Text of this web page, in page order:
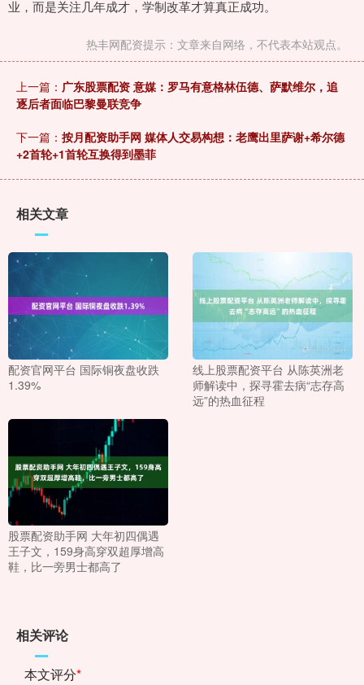
业，而是关注几年成才，学制改革才算真正成功。
热丰网配资提示：文章来自网络，不代表本站观点。
上一篇： 广东股票配资 意媒：罗马有意格林伍德、萨默维尔，追
逐后者面临巴黎曼联竞争
下一篇： 按月配资助手网 媒体人交易构想：老鹰出里萨谢+希尔德
+2首轮+1首轮互换得到墨菲
相关文章
配资官网平台 国际铜夜盘收跌
1.39%
线上股票配资平台 从陈英洲老
师解读中，探寻霍去病“志存高
远”的热血征程
股票配资助手网 大年初四偶遇
王子文，159身高穿双超厚增高
鞋，比一旁男士都高了
相关评论
本文评分*